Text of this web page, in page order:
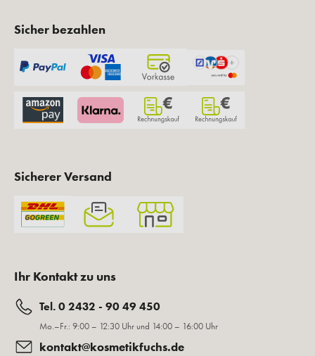
Sicher bezahlen
Sicherer Versand
Ihr Kontakt zu uns
Tel. 0 2432 - 90 49 450
Mo.–Fr.: 9:00 – 12:30 Uhr und 14:00 – 16:00 Uhr
kontakt@kosmetikfuchs.de